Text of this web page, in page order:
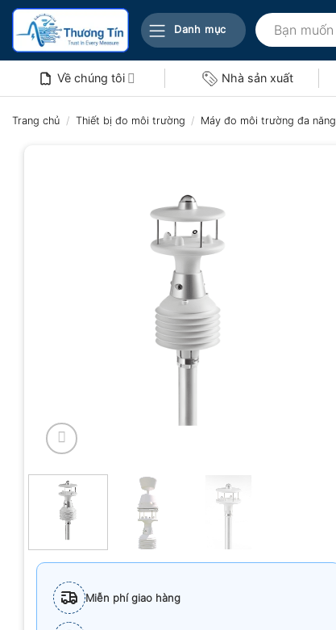
Bỏ
nội
Danh mục
Tìm
kiếm:
Về chúng tôi Nhà sản xuất
Trang chủ / Thiết bị đo môi trường / Máy đo môi trường đa năng
Miễn phí giao hàng